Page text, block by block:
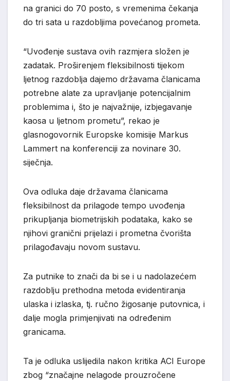
na granici do 70 posto, s vremenima čekanja
do tri sata u razdobljima povećanog prometa.
“Uvođenje sustava ovih razmjera složen je
zadatak. Proširenjem fleksibilnosti tijekom
ljetnog razdoblja dajemo državama članicama
potrebne alate za upravljanje potencijalnim
problemima i, što je najvažnije, izbjegavanje
kaosa u ljetnom prometu”, rekao je
glasnogovornik Europske komisije Markus
Lammert na konferenciji za novinare 30.
siječnja.
Ova odluka daje državama članicama
fleksibilnost da prilagode tempo uvođenja
prikupljanja biometrijskih podataka, kako se
njihovi granični prijelazi i prometna čvorišta
prilagođavaju novom sustavu.
Za putnike to znači da bi se i u nadolazećem
razdoblju prethodna metoda evidentiranja
ulaska i izlaska, tj. ručno žigosanje putovnica, i
dalje mogla primjenjivati ​​na određenim
granicama.
Ta je odluka uslijedila nakon kritika ACI Europe
zbog “značajne nelagode prouzročene